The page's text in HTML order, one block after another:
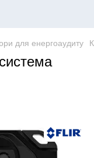
для енергоаудиту